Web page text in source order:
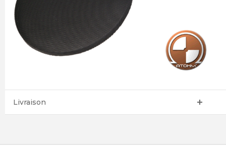
Livraison